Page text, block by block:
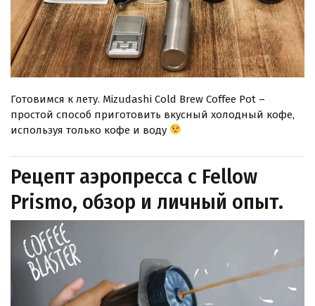
Готовимся к лету. Mizudashi Cold Brew Coffee Pot –
простой способ приготовить вкусный холодный кофе,
используя только кофе и воду
Рецепт аэропресса с Fellow
Prismo, обзор и личный опыт.